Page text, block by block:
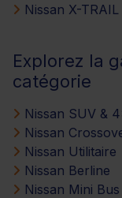
Nissan X-TRAIL
Explorez la
catégorie
Nissan SUV &
Nissan
Nissan Utilitaire
Nissan Berline
Nissan Mini Bus